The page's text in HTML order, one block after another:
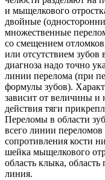
и мыщелкового
двойные
множественные
со смещением
или отсутствием
диагноза надо точно
линии перелома (при
формулы зубов).
зависит от величины
действия тяги
Переломы в области
всего линии
сопротивления кости
шейка мыщелкового
область клыка, область
линия.